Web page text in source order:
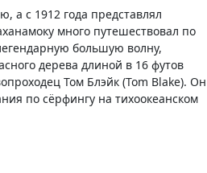
а с 1912 года представлял
много путешествовал по
большую волну,
дерева длиной в 16 футов
Том Блэйк (Tom Blake). Он
по сёрфингу на тихоокеанском